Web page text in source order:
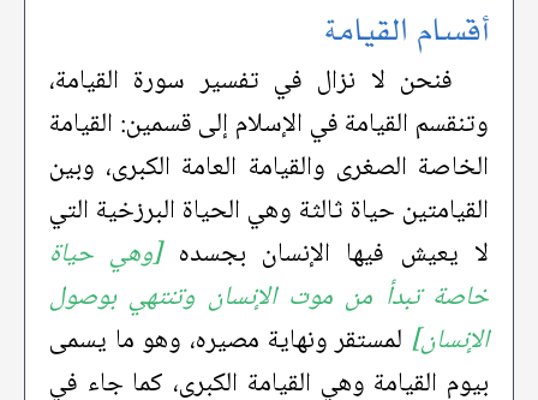
أقسام القيامة
فنحن لا نزال في تفسير سورة القيامة،
وتنقسم القيامة في الإسلام إلى قسمين: القيامة
الخاصة الصغرى والقيامة العامة الكبرى، وبين
القيامتين حياة ثالثة وهي الحياة البرزخية التي
لا يعيش فيها الإنسان بجسده[وهي حياة
خاصة تبدأ من موت الإنسان وتنتهي بوصول
الإنسان] لمستقر ونهاية مصيره، وهو ما يسمى
بيوم القيامة وهي القيامة الكبرى، كما جاء في